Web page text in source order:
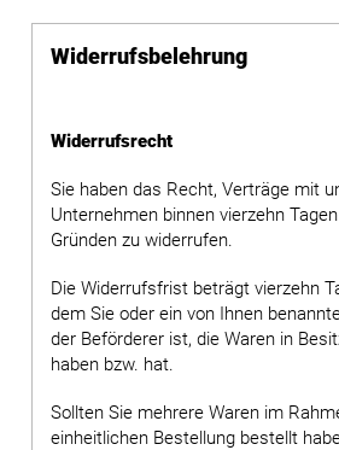
Widerrufsbelehrung
Widerrufsrecht
Sie haben das Recht, Verträge mit
Unternehmen binnen vierzehn
Gründen zu widerrufen.
Die Widerrufsfrist beträgt vierzehn
dem Sie oder ein von Ihnen
der Beförderer ist, die Waren in
haben bzw. hat.
Sollten Sie mehrere Waren im
einheitlichen Bestellung bestellt